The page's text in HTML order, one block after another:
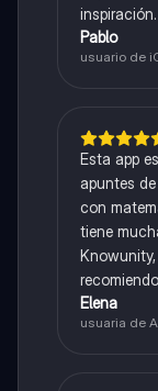
inspiración.
Pablo
usuario de
Esta app
apuntes
con
tiene
Elena
usuaria de